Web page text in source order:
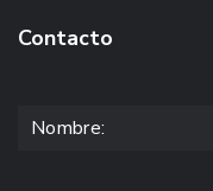
Contacto